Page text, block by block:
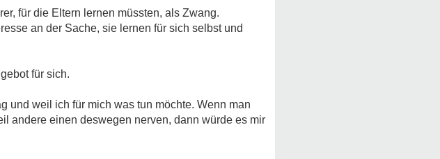
für die Eltern lernen müssten, als Zwang.
an der Sache, sie lernen für sich selbst und
für sich.
und weil ich für mich was tun möchte. Wenn man
andere einen deswegen nerven, dann würde es mir